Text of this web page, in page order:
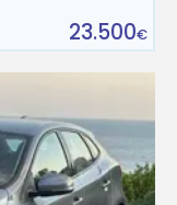
23.500€